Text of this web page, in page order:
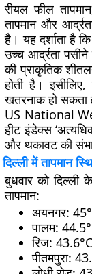
रीयल फील
तापमान और
है। यह दर्शाता है
उच्च आर्द्रता
की प्राकृतिक
होती है।
खतरनाक हो सकता
US National
हीट इंडेक्स
और थकावट की
दिल्ली में तापमान
बुधवार को दिल्ली
तापमान:
अयनगर:
पालम:
रिज: 43.6°C
पीतमपुरा: